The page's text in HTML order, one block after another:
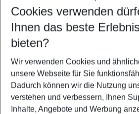
Customize your offer
Find the perfect deal which suits your
Your departure airport
Any airport
Select your date range
08/08/26–06/08/27 5-8 nights
Who will travel
2 adults No children
Cookies verwenden
Ihnen das beste
bieten?
Wir verwenden Cookies und
unsere Webseite für Sie
Dadurch können wir die Nutzung
verstehen und verbessern, Ihnen
Inhalte, Angebote und Werbung